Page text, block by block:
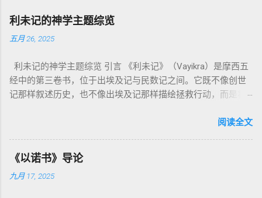
利未记的神学主题综览
五月 26, 2025
利未记的神学主题综览 引言 《利未记》（Vayikra）是摩西五
经中的第三卷书，位于出埃及记与民数记之间。它既不像创世
记那样叙述历史，也不像出埃及记那样描绘拯救行动，而是将
内容看似仪式化，《利未记》却揭示了 神的临在如何规范人类
为我耶和华你们的神是圣洁的。”（利未记19:2） 这节经文构成
整卷书的中心神学。希伯来文“קָדוֹשׁ”（kadosh）不仅意味着道
德上的圣洁，更意味着“分别出来”、“归属于神”。 《利未记》教
阅读全文
《以诺书》导论
九月 17, 2025